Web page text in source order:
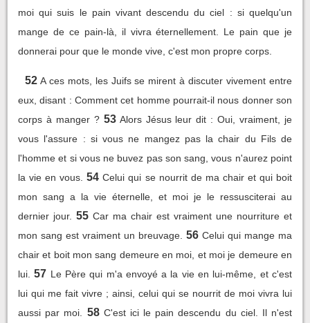
moi qui suis le pain vivant descendu du ciel : si quelqu'un
mange de ce pain-là, il vivra éternellement. Le pain que je
donnerai pour que le monde vive, c'est mon propre corps.
52 A ces mots, les Juifs se mirent à discuter vivement entre
eux, disant : Comment cet homme pourrait-il nous donner son
corps à manger ? 53 Alors Jésus leur dit : Oui, vraiment, je
vous l'assure : si vous ne mangez pas la chair du Fils de
l'homme et si vous ne buvez pas son sang, vous n'aurez point
la vie en vous. 54 Celui qui se nourrit de ma chair et qui boit
mon sang a la vie éternelle, et moi je le ressusciterai au
dernier jour. 55 Car ma chair est vraiment une nourriture et
mon sang est vraiment un breuvage. 56 Celui qui mange ma
chair et boit mon sang demeure en moi, et moi je demeure en
lui. 57 Le Père qui m'a envoyé a la vie en lui-même, et c'est
lui qui me fait vivre ; ainsi, celui qui se nourrit de moi vivra lui
aussi par moi.
58 C'est ici le pain descendu du ciel. Il n'est